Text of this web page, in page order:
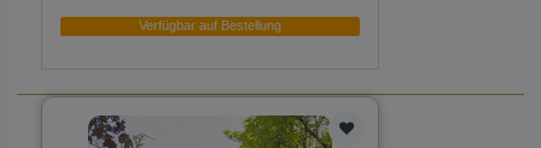
Verfügbar auf Bestellung